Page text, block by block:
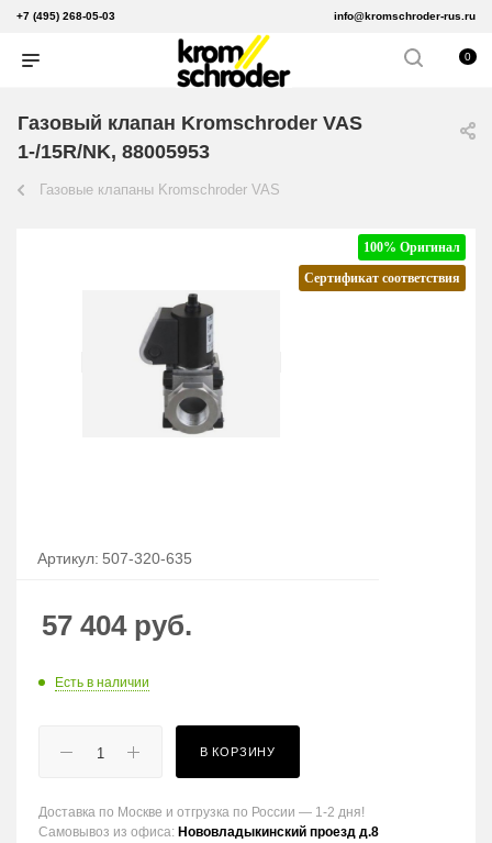
+7 (495) 268-05-03 info@kromschroder-rus.ru
0
Газовый клапан Kromschroder VAS
1-/15R/NK, 88005953
Газовые клапаны Kromschroder VAS
100% Оригинал
Сертификат соответствия
Артикул: 507-320-635
57 404руб.
Есть в наличии
В КОРЗИНУ
Доставка по Москве и отгрузка по России — 1-2 дня!
Самовывоз из офиса: Нововладыкинский проезд д.8